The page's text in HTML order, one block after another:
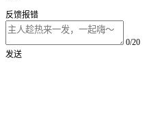
反馈报错
0/20
发送